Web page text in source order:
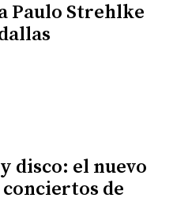
Paulo Strehlke
disco: el nuevo
conciertos de